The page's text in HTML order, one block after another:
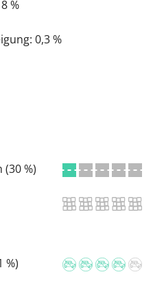
%
0,3 %
(30 %)
%)